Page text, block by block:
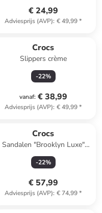
€ 24,99
Adviesprijs (AVP): € 49,99*
Crocs
Slippers crème
-22%
vanaf: € 38,99
Adviesprijs (AVP): € 49,99*
Crocs
Sandalen "Brooklyn Luxe"
camel
-22%
€ 57,99
Adviesprijs (AVP): € 74,99*